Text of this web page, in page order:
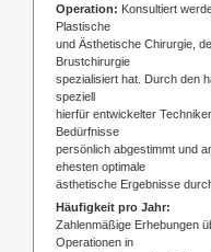
Operation: Konsultiert
Plastische
und Ästhetische Chirurgie,
Brustchirurgie
spezialisiert hat. Durch den
speziell
hierfür entwickelter
Bedürfnisse
persönlich abgestimmt und
ehesten optimale
ästhetische Ergebnisse
Häufigkeit pro Jahr:
Zahlenmäßige Erhebungen
Operationen in